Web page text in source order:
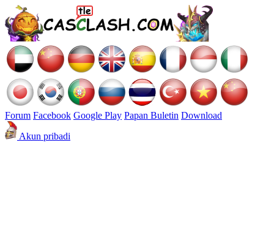
Forum Facebook Google Play Papan Buletin Download
Akun pribadi